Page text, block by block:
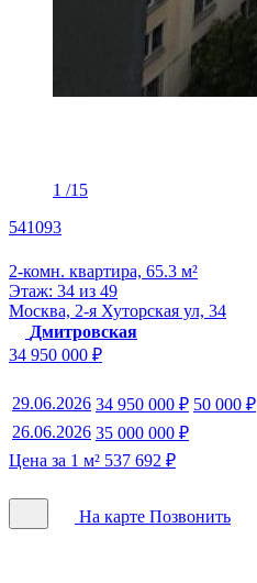
1 /15
541093
2-комн. квартира, 65.3 м²
Этаж: 34 из 49
Москва, 2-я Хуторская ул, 34
Дмитровская
34 950 000 ₽
29.06.2026 34 950 000 ₽ 50 000 ₽
26.06.2026 35 000 000 ₽
Цена за 1 м² 537 692 ₽
На карте Позвонить